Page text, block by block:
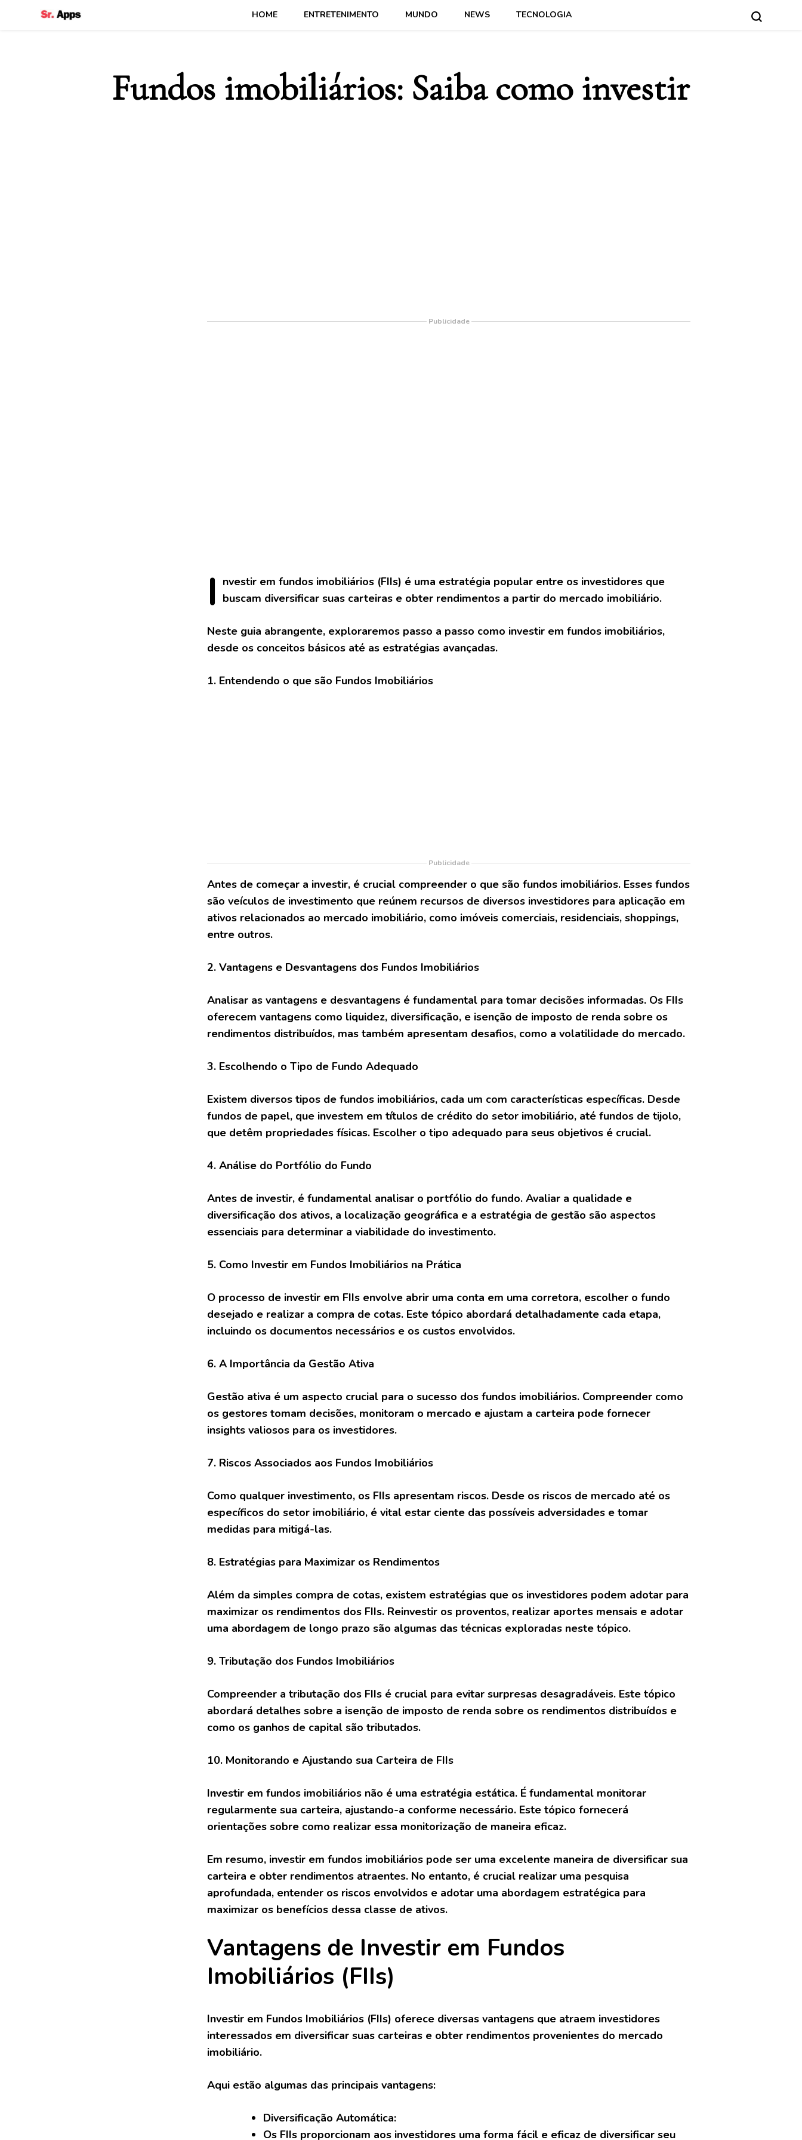
HOME ENTRETENIMENTO MUNDO NEWS TECNOLOGIA
Fundos imobiliários: Saiba como investir
Publicidade
I nvestir em fundos imobiliários (FIIs) é uma estratégia popular entre os investidores que
buscam diversificar suas carteiras e obter rendimentos a partir do mercado imobiliário.
Neste guia abrangente, exploraremos passo a passo como investir em fundos imobiliários,
desde os conceitos básicos até as estratégias avançadas.
1. Entendendo o que são Fundos Imobiliários
Publicidade
Antes de começar a investir, é crucial compreender o que são fundos imobiliários. Esses fundos
são veículos de investimento que reúnem recursos de diversos investidores para aplicação em
ativos relacionados ao mercado imobiliário, como imóveis comerciais, residenciais, shoppings,
entre outros.
2. Vantagens e Desvantagens dos Fundos Imobiliários
Analisar as vantagens e desvantagens é fundamental para tomar decisões informadas. Os FIIs
oferecem vantagens como liquidez, diversificação, e isenção de imposto de renda sobre os
rendimentos distribuídos, mas também apresentam desafios, como a volatilidade do mercado.
3. Escolhendo o Tipo de Fundo Adequado
Existem diversos tipos de fundos imobiliários, cada um com características específicas. Desde
fundos de papel, que investem em títulos de crédito do setor imobiliário, até fundos de tijolo,
que detêm propriedades físicas. Escolher o tipo adequado para seus objetivos é crucial.
4. Análise do Portfólio do Fundo
Antes de investir, é fundamental analisar o portfólio do fundo. Avaliar a qualidade e
diversificação dos ativos, a localização geográfica e a estratégia de gestão são aspectos
essenciais para determinar a viabilidade do investimento.
5. Como Investir em Fundos Imobiliários na Prática
O processo de investir em FIIs envolve abrir uma conta em uma corretora, escolher o fundo
desejado e realizar a compra de cotas. Este tópico abordará detalhadamente cada etapa,
incluindo os documentos necessários e os custos envolvidos.
6. A Importância da Gestão Ativa
Gestão ativa é um aspecto crucial para o sucesso dos fundos imobiliários. Compreender como
os gestores tomam decisões, monitoram o mercado e ajustam a carteira pode fornecer
insights valiosos para os investidores.
7. Riscos Associados aos Fundos Imobiliários
Como qualquer investimento, os FIIs apresentam riscos. Desde os riscos de mercado até os
específicos do setor imobiliário, é vital estar ciente das possíveis adversidades e tomar
medidas para mitigá-las.
8. Estratégias para Maximizar os Rendimentos
Além da simples compra de cotas, existem estratégias que os investidores podem adotar para
maximizar os rendimentos dos FIIs. Reinvestir os proventos, realizar aportes mensais e adotar
uma abordagem de longo prazo são algumas das técnicas exploradas neste tópico.
9. Tributação dos Fundos Imobiliários
Compreender a tributação dos FIIs é crucial para evitar surpresas desagradáveis. Este tópico
abordará detalhes sobre a isenção de imposto de renda sobre os rendimentos distribuídos e
como os ganhos de capital são tributados.
10. Monitorando e Ajustando sua Carteira de FIIs
Investir em fundos imobiliários não é uma estratégia estática. É fundamental monitorar
regularmente sua carteira, ajustando-a conforme necessário. Este tópico fornecerá
orientações sobre como realizar essa monitorização de maneira eficaz.
Em resumo, investir em fundos imobiliários pode ser uma excelente maneira de diversificar sua
carteira e obter rendimentos atraentes. No entanto, é crucial realizar uma pesquisa
aprofundada, entender os riscos envolvidos e adotar uma abordagem estratégica para
maximizar os benefícios dessa classe de ativos.
Vantagens de Investir em Fundos
Imobiliários (FIIs)
Investir em Fundos Imobiliários (FIIs) oferece diversas vantagens que atraem investidores
interessados em diversificar suas carteiras e obter rendimentos provenientes do mercado
imobiliário.
Aqui estão algumas das principais vantagens:
Diversificação Automática:
Os FIIs proporcionam aos investidores uma forma fácil e eficaz de diversificar seu